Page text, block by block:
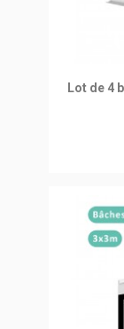
Lot de 4